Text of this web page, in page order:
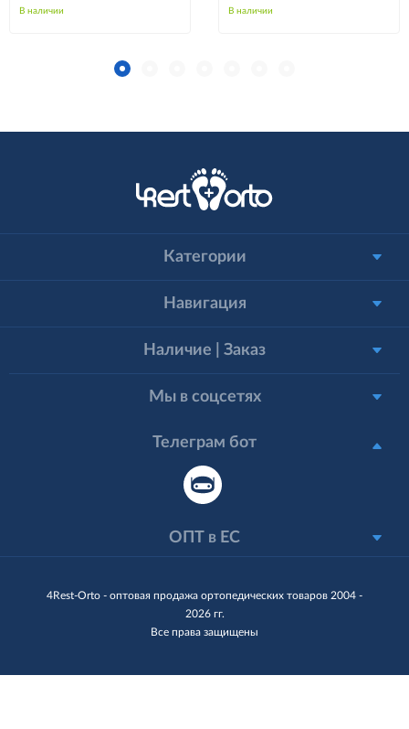
В наличии В наличии
4Rest-Orto - оптовая продажа ортопедических товаров 2004 -
2026 гг.
Все права защищены
Категории
Навигация
Наличие | Заказ
Мы в соцсетях
Телеграм бот
ОПТ в ЕС